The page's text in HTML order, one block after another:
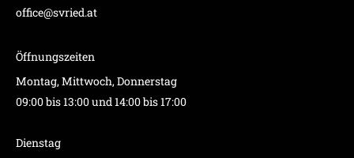
office@svried.at
Öffnungszeiten
Montag, Mittwoch, Donnerstag
09:00 bis 13:00 und 14:00 bis 17:00
Dienstag